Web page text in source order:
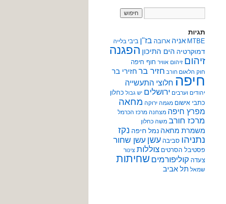
תגיות
MTBE אניה ארובה בז"ן ביבי בלייה
דמוקרטיה הים התיכון הפגנה
זיהום זיהום אוויר חוף חיפה
חוק הלאום חורב חזיר בר חזירי בר
חיפה חלוצי התעשייה
יהודים וערבים ירושלים יש גבול כחלון
כתבי אישום מגמה ירוקה מחאה
מפרץ חיפה מצחנה מרכז הכרמל
מרכז חורב משה כחלון
משמרת מחאה נמל חיפה נקז
נתניהו סביבה עשן עשן שחור
פסטיבל הסרטים צוללות צינור
צעדה קוליפורמים שחיתות
שמאל תל אביב